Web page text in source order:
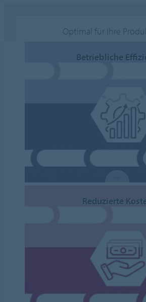
Optimal für Ihre
Betriebliche
Reduzierte